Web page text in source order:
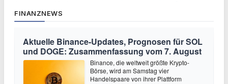
FINANZNEWS
Aktuelle Binance-Updates, Prognosen für SOL
und DOGE: Zusammenfassung vom 7. August
Binance, die weltweit größte Krypto-
Börse, wird am Samstag vier
Handelspaare von ihrer Plattform